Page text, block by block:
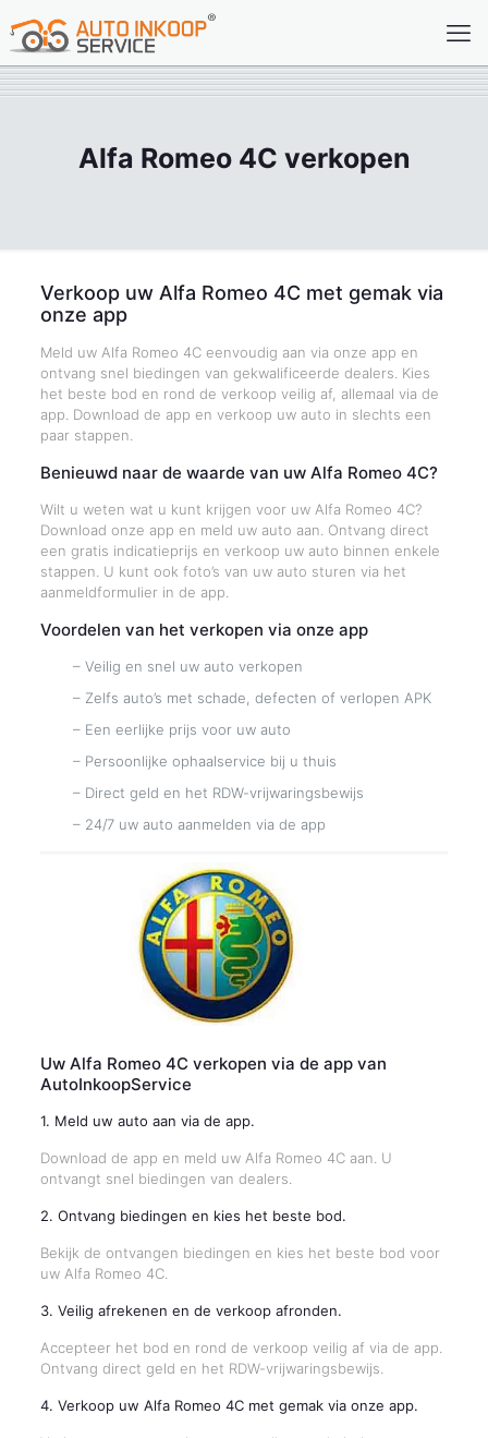
Alfa Romeo 4C verkopen
Verkoop uw Alfa Romeo 4C met gemak via
onze app
Meld uw Alfa Romeo 4C eenvoudig aan via onze app en
ontvang snel biedingen van gekwalificeerde dealers. Kies
het beste bod en rond de verkoop veilig af, allemaal via de
app. Download de app en verkoop uw auto in slechts een
paar stappen.
Benieuwd naar de waarde van uw Alfa Romeo 4C?
Wilt u weten wat u kunt krijgen voor uw Alfa Romeo 4C?
Download onze app en meld uw auto aan. Ontvang direct
een gratis indicatieprijs en verkoop uw auto binnen enkele
stappen. U kunt ook foto’s van uw auto sturen via het
aanmeldformulier in de app.
Voordelen van het verkopen via onze app
– Veilig en snel uw auto verkopen
– Zelfs auto’s met schade, defecten of verlopen APK
– Een eerlijke prijs voor uw auto
– Persoonlijke ophaalservice bij u thuis
– Direct geld en het RDW-vrijwaringsbewijs
– 24/7 uw auto aanmelden via de app
Uw Alfa Romeo 4C verkopen via de app van
AutoInkoopService
1. Meld uw auto aan via de app.
Download de app en meld uw Alfa Romeo 4C aan. U
ontvangt snel biedingen van dealers.
2. Ontvang biedingen en kies het beste bod.
Bekijk de ontvangen biedingen en kies het beste bod voor
uw Alfa Romeo 4C.
3. Veilig afrekenen en de verkoop afronden.
Accepteer het bod en rond de verkoop veilig af via de app.
Ontvang direct geld en het RDW-vrijwaringsbewijs.
4. Verkoop uw Alfa Romeo 4C met gemak via onze app.